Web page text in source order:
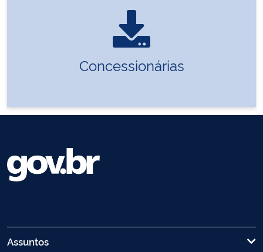
Concessionárias
Assuntos